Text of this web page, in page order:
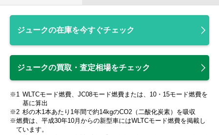
ジュークの在庫を今すぐチェック
ジュークの買取・査定相場をチェック
WLTCモード燃費、JC08モード燃費または、10・15モード燃費を
基に算出
杉の木1本あたり1年間で約14kgのCO2（二酸化炭素）を吸収
燃費は、平成30年10月からの新型車にはWLTCモード燃費を掲載し
ています。